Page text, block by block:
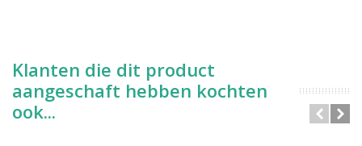
Klanten die dit product
aangeschaft hebben kochten
ook...